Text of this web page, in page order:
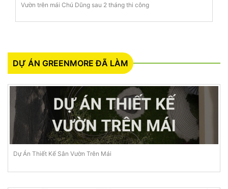
Vườn trên mái Chú Dũng sau 2 tháng thi công
DỰ ÁN GREENMORE ĐÃ LÀM
Dự Án Thiết Kế Sân Vườn Trên Mái